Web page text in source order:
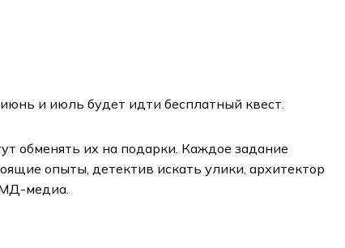
и июль будет идти бесплатный квест.
обменять их на подарки. Каждое задание
опыты, детектив искать улики, архитектор
медиа.